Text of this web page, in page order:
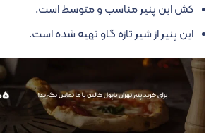
کش این پنیر مناسب و متوسط است.
این پنیر از شیر تازه گاو تهیه شده است.